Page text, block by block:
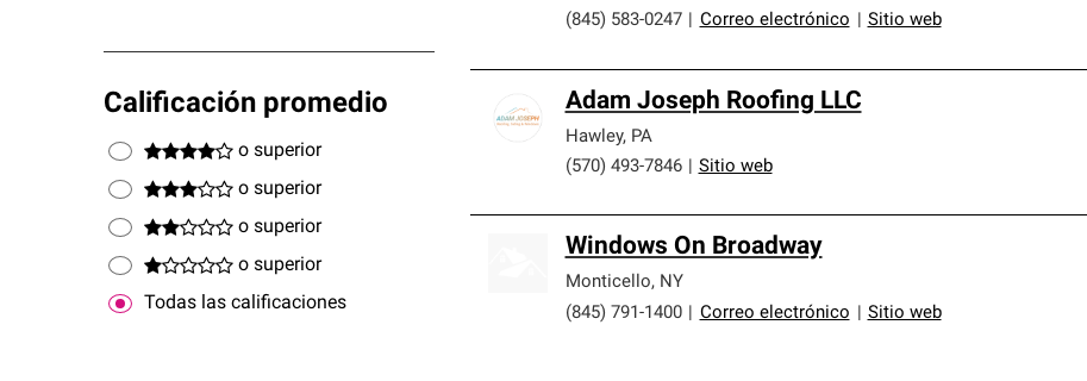
Calificación promedio
o superior
o superior
o superior
o superior
Todas las calificaciones
(845) 583-0247
Correo electrónico Sitio web
Adam Joseph Roofing LLC
Hawley, PA
(570) 493-7846
Sitio web
Windows On Broadway
Monticello, NY
(845) 791-1400
Correo electrónico Sitio web